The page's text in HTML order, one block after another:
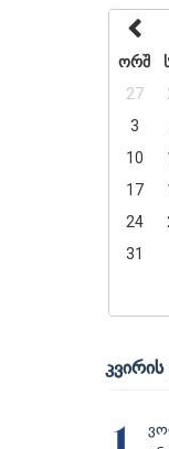
ორშ
27
3
10
17
24
31